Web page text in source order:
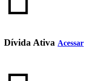
Dívida Ativa Acessar